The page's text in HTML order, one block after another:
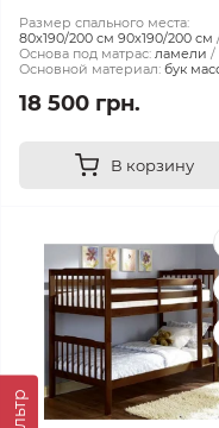
Размер спального места:
80х190/200 см 90х190/200 см
Основа под матрас: ламели
Основной материал: бук
18 500 грн.
В корзину